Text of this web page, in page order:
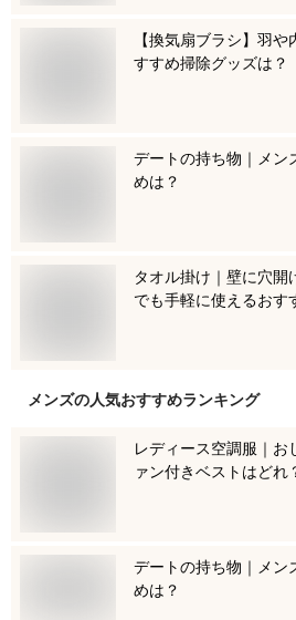
【換気扇ブラシ】羽
すすめ掃除グッズは？
デートの持ち物｜メン
めは？
タオル掛け｜壁に穴
でも手軽に使えるおす
メンズの人気おすすめランキング
レディース空調服｜お
ァン付きベストはどれ
デートの持ち物｜メン
めは？